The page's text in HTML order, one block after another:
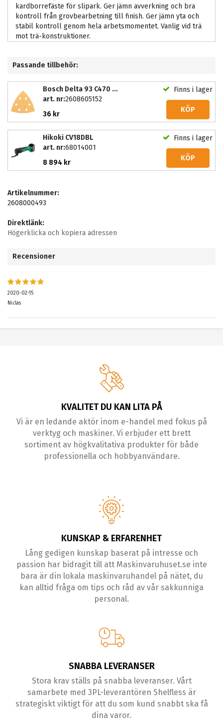
kardborrefäste för slipark. Ger jämn avverkning och bra
kontroll från grovbearbetning till finish. Ger jämn yta och
stabil kontroll genom hela arbetsmomentet. Vanlig vid trä
mot trä-konstruktioner.
Passande tillbehör:
Bosch Delta 93 C470 Best for Wood+Paint
art. nr:2608605152
36 kr
Finns i lager
KÖP
Hikoki CV18DBL
art. nr:68014001
8 894 kr
Finns i lager
KÖP
Artikelnummer:
2608000493
Direktlänk:
Högerklicka och kopiera adressen
Recensioner
2020-02-15
Niclas
KVALITET DU KAN LITA PÅ
Vi är en ledande aktör inom e-handel med fokus på
verktyg och maskiner. Vi erbjuder ett brett
sortiment av högkvalitativa produkter för både
professionella och hobbyanvändare.
KUNSKAP & ERFARENHET
Lång gedigen kunskap baserat på intresse och
passion har bidragit till att Maskinvaruhuset.se inte
bara är din lokala maskinvaruhandel på nätet, du
kan alltid fråga om tips och råd av vår sakkunniga
personal.
SNABBA LEVERANSER
Stora krav ställs på snabba leveranser. Vårt
samarbete med 3PL-leverantören Shelfless är
strategiskt viktigt för att du som kund snabbt ska få
dina varor.